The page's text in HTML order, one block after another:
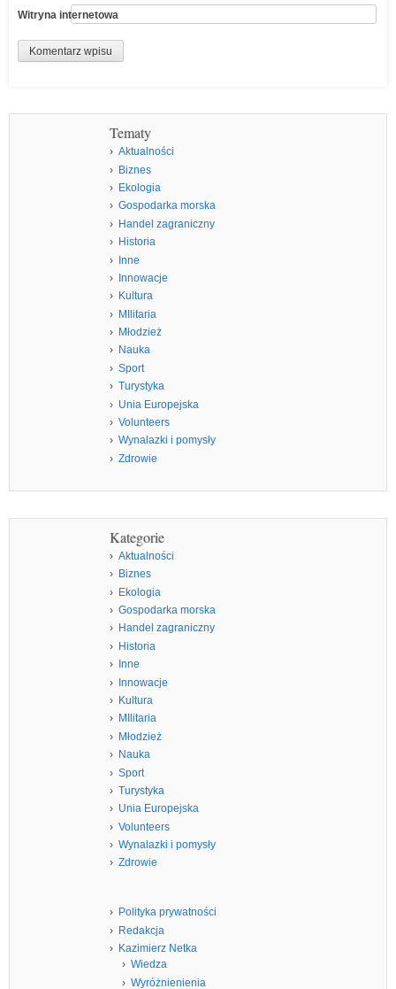
Witryna internetowa
Tematy
Aktualności
Biznes
Ekologia
Gospodarka morska
Handel zagraniczny
Historia
Inne
Innowacje
Kultura
MIlitaria
Młodzież
Nauka
Sport
Turystyka
Unia Europejska
Volunteers
Wynalazki i pomysły
Zdrowie
Kategorie
Aktualności
Biznes
Ekologia
Gospodarka morska
Handel zagraniczny
Historia
Inne
Innowacje
Kultura
MIlitaria
Młodzież
Nauka
Sport
Turystyka
Unia Europejska
Volunteers
Wynalazki i pomysły
Zdrowie
Polityka prywatności
Redakcja
Kazimierz Netka
Wiedza
Wyróżnienienia